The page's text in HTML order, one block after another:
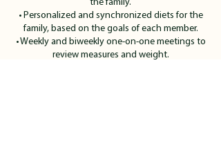
the family.
• Personalized and synchronized diets for the
family, based on the goals of each member.
• Weekly and biweekly one-on-one meetings to
review measures and weight.